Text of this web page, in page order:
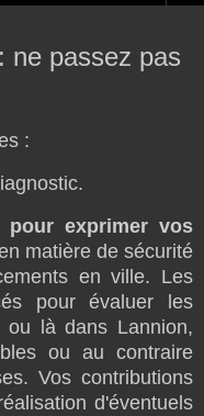
ne passez pas
:
exprimer vos
matière de sécurité
en ville. Les
pour évaluer les
ou là dans Lannion,
ou au contraire
Vos contributions
d'éventuels